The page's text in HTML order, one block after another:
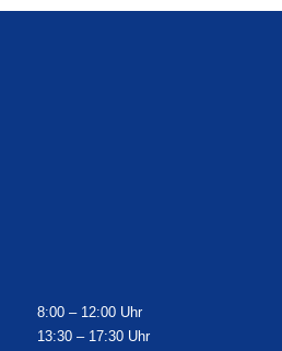
8:00 – 12:00 Uhr
13:30 – 17:30 Uhr